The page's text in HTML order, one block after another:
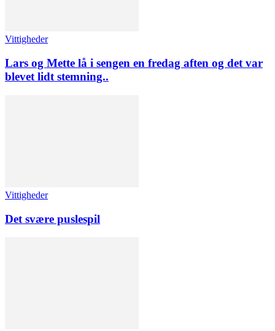
Vittigheder
Lars og Mette lå i sengen en fredag aften og det var
blevet lidt stemning..
Vittigheder
Det svære puslespil